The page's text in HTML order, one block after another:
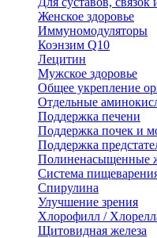
Женское здоровье
Иммуномодуляторы
Коэнзим Q10
Лецитин
Мужское здоровье
Общее укрепление
Отдельные
Поддержка печени
Поддержка почек и
Поддержка
Полиненасыщенные
Система
Спирулина
Улучшение зрения
Хлорофилл /
Щитовидная железа